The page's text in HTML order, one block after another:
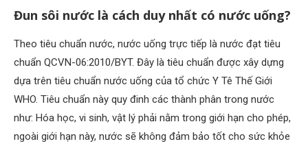
Đun sôi nước là cách duy nhất có nước uống?
Theo tiêu chuẩn nước, nước uống trực tiếp là nước đạt tiêu
chuẩn QCVN-06:2010/BYT. Đây là tiêu chuẩn được xây dựng
dựa trên tiêu chuẩn nước uống của tổ chức Y Tê Thế Giới
WHO. Tiêu chuẩn này quy đinh các thành phân trong nước
như: Hóa học, vi sinh, vật lý phải nằm trong giới hạn cho phép,
ngoài giới hạn này, nước sẽ không đảm bảo tốt cho sức khỏe